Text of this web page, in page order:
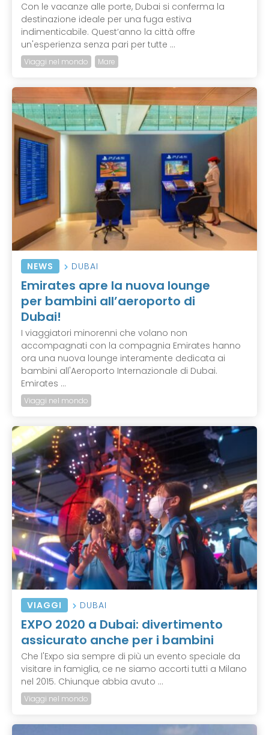
Con le vacanze alle porte, Dubai si conferma la
destinazione ideale per una fuga estiva
indimenticabile. Quest’anno la città offre
un'esperienza senza pari per tutte ...
Viaggi nel mondo Mare
NEWS DUBAI
Emirates apre la nuova lounge
per bambini all’aeroporto di
Dubai!
I viaggiatori minorenni che volano non
accompagnati con la compagnia Emirates hanno
ora una nuova lounge interamente dedicata ai
bambini all'Aeroporto Internazionale di Dubai.
Emirates ...
Viaggi nel mondo
VIAGGI DUBAI
EXPO 2020 a Dubai: divertimento
assicurato anche per i bambini
Che l'Expo sia sempre di più un evento speciale da
visitare in famiglia, ce ne siamo accorti tutti a Milano
nel 2015. Chiunque abbia avuto ...
Viaggi nel mondo